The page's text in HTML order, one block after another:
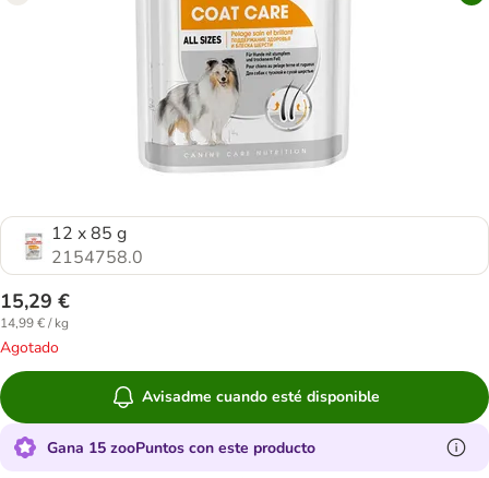
12 x 85 g
2154758.0
15,29 €
14,99 € / kg
Agotado
Avisadme cuando esté disponible
Gana 15 zooPuntos con este producto